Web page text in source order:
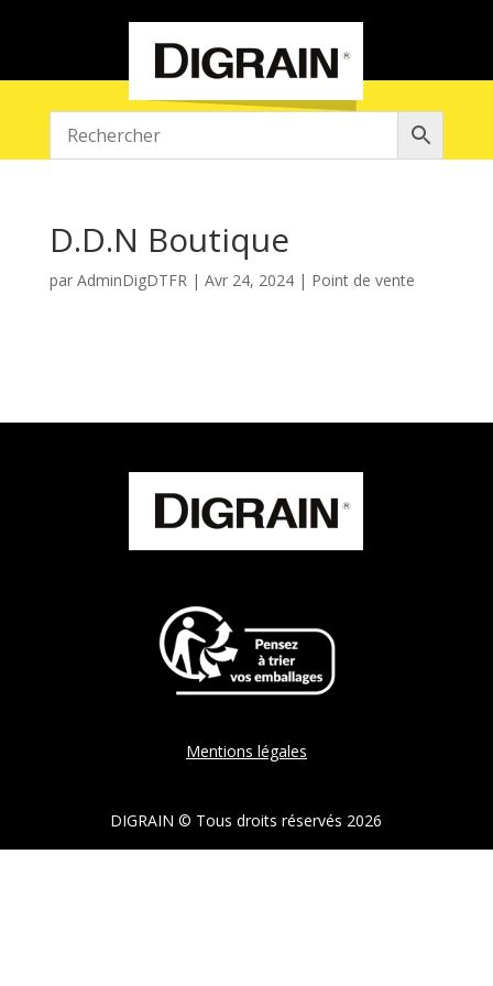
D.D.N Boutique
par AdminDigDTFR| Avr 24, 2024| Point de vente
Mentions légales
DIGRAIN © Tous droits réservés 2026